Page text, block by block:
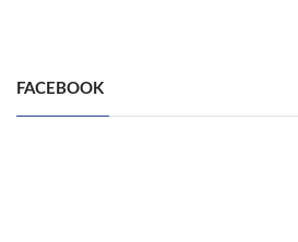
FACEBOOK